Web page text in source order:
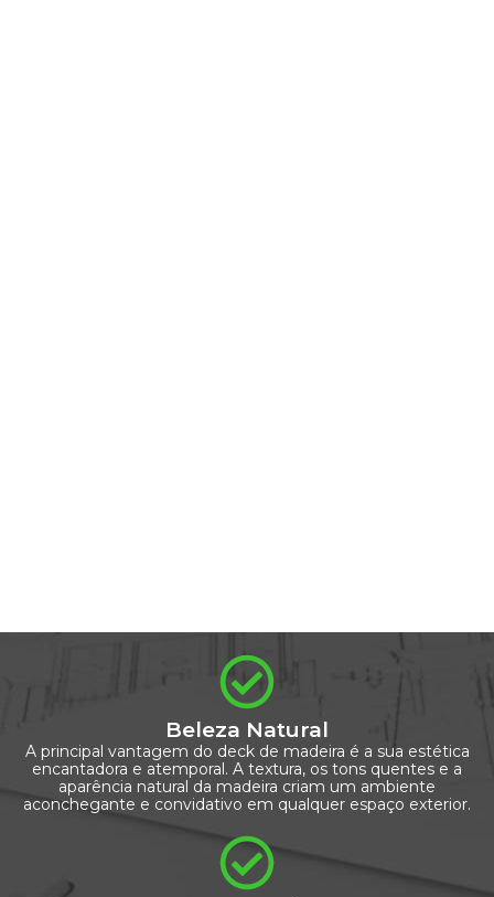
Beleza Natural
A principal vantagem do deck de madeira é a sua estética
encantadora e atemporal. A textura, os tons quentes e a
aparência natural da madeira criam um ambiente
aconchegante e convidativo em qualquer espaço exterior.